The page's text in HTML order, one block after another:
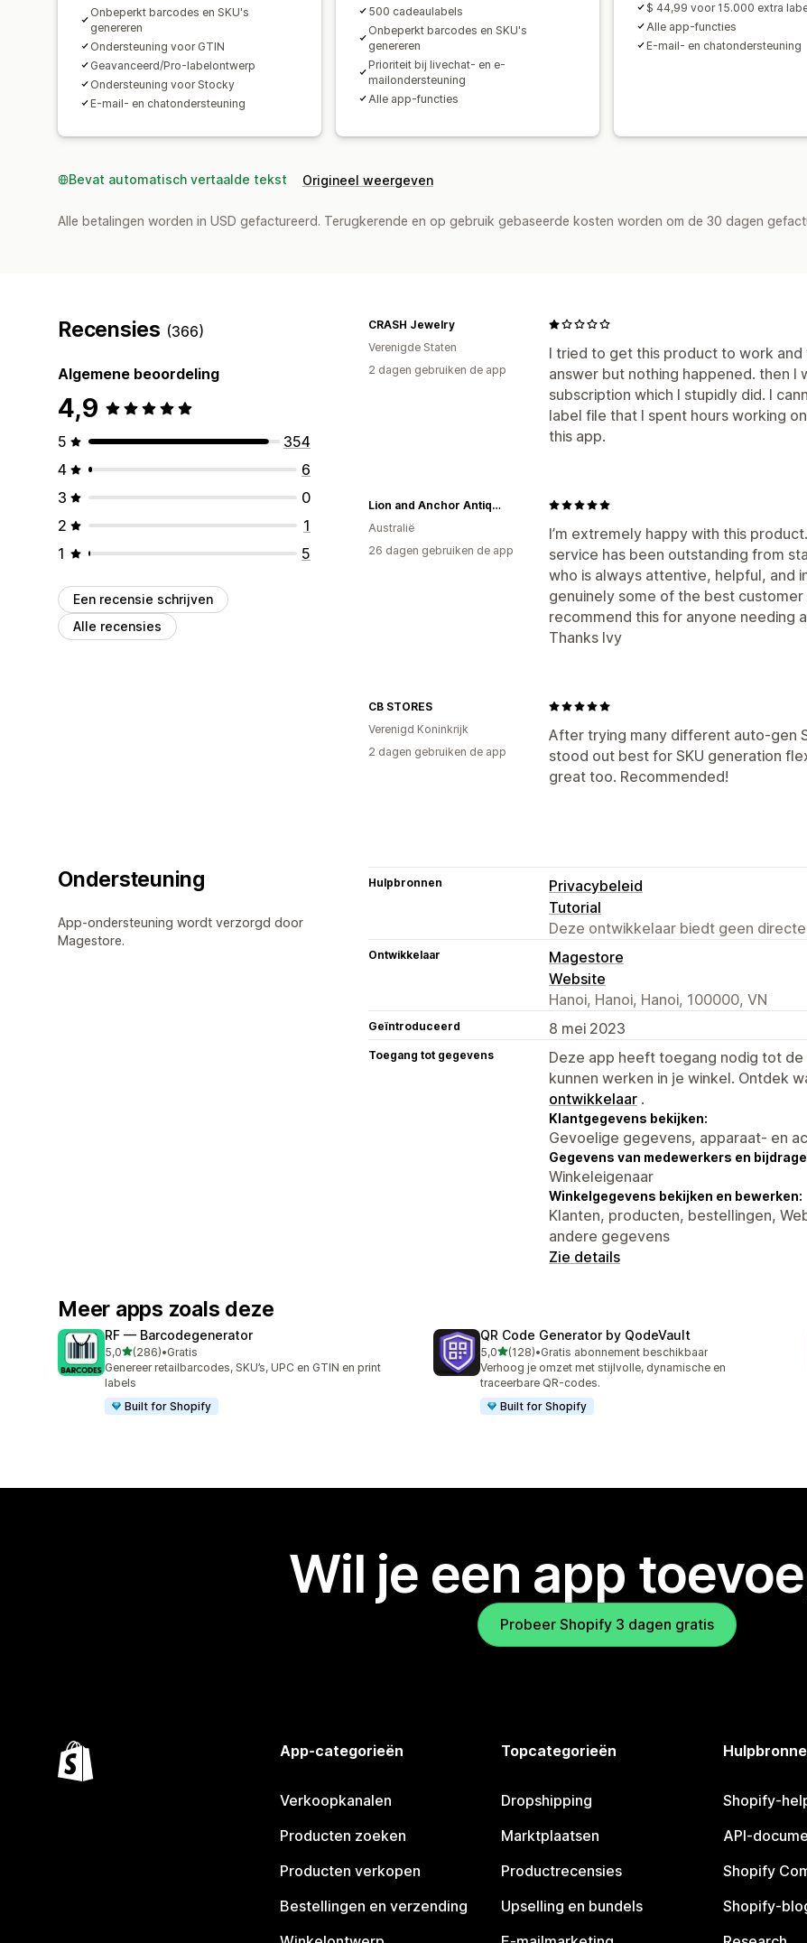
Onbeperkt barcodes en SKU's
genereren
Ondersteuning voor GTIN
Geavanceerd/Pro-labelontwerp
Ondersteuning voor Stocky
E-mail- en chatondersteuning
500 cadeaulabels
Onbeperkt barcodes en SKU's
genereren
Prioriteit bij livechat- en e-
mailondersteuning
Alle app-functies
$ 44,99 voor 15.000 extra
Alle app-functies
E-mail- en chatondersteuning
Bevat automatisch vertaalde tekst Origineel weergeven
Alle betalingen worden in USD gefactureerd. Terugkerende en op gebruik gebaseerde kosten worden om de 30 dagen
Recensies (366)
Algemene beoordeling
4,9
5
354
4
6
3
0
2
1
1
5
Een recensie schrijven
Alle recensies
I tried to get this product to work
answer but nothing happened. then
subscription which I stupidly did. I
label file that I spent hours working
this app.
CRASH Jewelry
Verenigde Staten
2 dagen gebruiken de app
I’m extremely happy with this
service has been outstanding from
who is always attentive, helpful, and
genuinely some of the best
recommend this for anyone needing
Thanks Ivy
Lion and Anchor Antiques
Australië
26 dagen gebruiken de app
After trying many different auto-gen
stood out best for SKU generation
great too. Recommended!
CB STORES
Verenigd Koninkrijk
2 dagen gebruiken de app
Ondersteuning
App-ondersteuning wordt verzorgd door
Magestore.
Hulpbronnen
Privacybeleid
Tutorial
Deze ontwikkelaar biedt geen
Ontwikkelaar
Magestore
Website
Hanoi, Hanoi, Hanoi, 100000, VN
Geïntroduceerd 8 mei 2023
Toegang tot gegevens
Deze app heeft toegang nodig tot
kunnen werken in je winkel. Ontdek
ontwikkelaar .
Klantgegevens bekijken:
Gevoelige gegevens, apparaat- en
Gegevens van medewerkers en
Winkeleigenaar
Winkelgegevens bekijken en bewerken:
Klanten, producten, bestellingen,
andere gegevens
Zie details
Meer apps zoals deze
RF — Barcodegenerator
5,0van 5 sterren
(286)
286 recensies in totaal
•Gratis
Genereer retailbarcodes, SKU’s, UPC en GTIN en print
labels
Built for Shopify
QR Code Generator by QodeVault
5,0van 5 sterren
(128)
128 recensies in totaal
•Gratis abonnement beschikbaar
Verhoog je omzet met stijlvolle, dynamische en
traceerbare QR-codes.
Built for Shopify
Wil je een app
Probeer Shopify 3 dagen gratis
App-categorieën
Verkoopkanalen
Producten zoeken
Producten verkopen
Bestellingen en verzending
Topcategorieën
Dropshipping
Marktplaatsen
Productrecensies
Upselling en bundels
Shopify-
API-
Shopify
Shopify-